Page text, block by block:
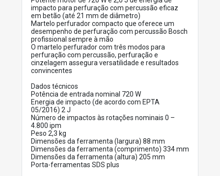
impacto para perfuração com percussão eficaz
em betão (até 21 mm de diâmetro)
Martelo perfurador compacto que oferece um
desempenho de perfuração com percussão Bosch
profissional sempre à mão
O martelo perfurador com três modos para
perfuração com percussão, perfuração e
cinzelagem assegura versatilidade e resultados
convincentes
Dados técnicos
Potência de entrada nominal 720 W
Energia de impacto (de acordo com EPTA
05/2016) 2 J
Número de impactos às rotações nominais 0 –
4.800 ipm
Peso 2,3 kg
Dimensões da ferramenta (largura) 88 mm
Dimensões da ferramenta (comprimento) 334 mm
Dimensões da ferramenta (altura) 205 mm
Porta-ferramentas SDS plus